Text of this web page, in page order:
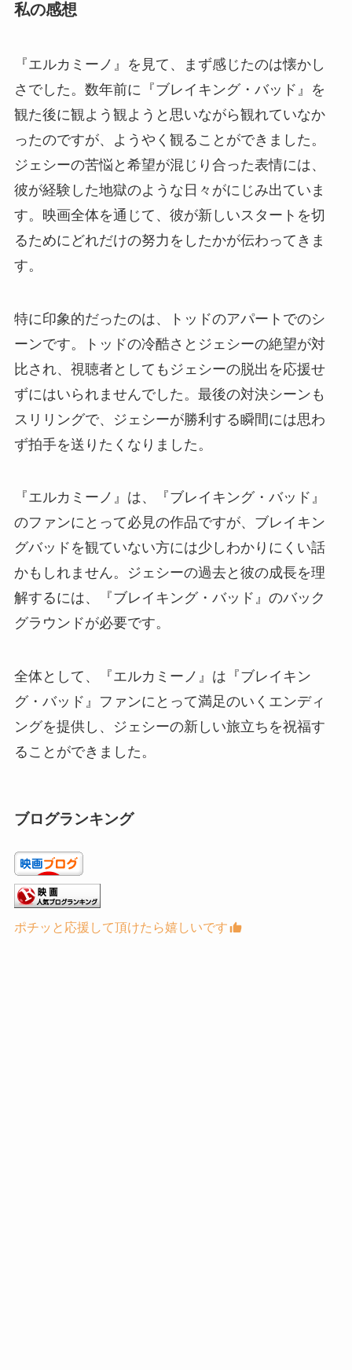
私の感想
『エルカミーノ』を見て、まず感じたのは懐かし
さでした。数年前に『ブレイキング・バッド』を
観た後に観よう観ようと思いながら観れていなか
ったのですが、ようやく観ることができました。
ジェシーの苦悩と希望が混じり合った表情には、
彼が経験した地獄のような日々がにじみ出ていま
す。映画全体を通じて、彼が新しいスタートを切
るためにどれだけの努力をしたかが伝わってきま
す。
特に印象的だったのは、トッドのアパートでのシ
ーンです。トッドの冷酷さとジェシーの絶望が対
比され、視聴者としてもジェシーの脱出を応援せ
ずにはいられませんでした。最後の対決シーンも
スリリングで、ジェシーが勝利する瞬間には思わ
ず拍手を送りたくなりました。
『エルカミーノ』は、『ブレイキング・バッド』
のファンにとって必見の作品ですが、ブレイキン
グバッドを観ていない方には少しわかりにくい話
かもしれません。ジェシーの過去と彼の成長を理
解するには、『ブレイキング・バッド』のバック
グラウンドが必要です。
全体として、『エルカミーノ』は『ブレイキン
グ・バッド』ファンにとって満足のいくエンディ
ングを提供し、ジェシーの新しい旅立ちを祝福す
ることができました。
ブログランキング
ポチッと応援して頂けたら嬉しいです